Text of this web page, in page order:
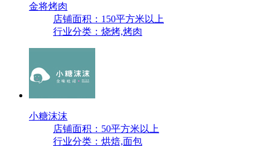
金将烤肉
店铺面积：150平方米以上
行业分类：烧烤,烤肉
小糖沫沫
店铺面积：50平方米以上
行业分类：烘焙,面包